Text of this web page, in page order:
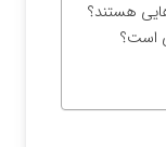
هستند؟
است؟